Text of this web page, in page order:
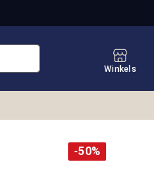
Winkels
-50%